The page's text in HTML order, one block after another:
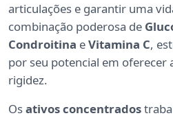
articulações e garantir uma
combinação poderosa de
Condroitina eVitamina C,
por seu potencial em oferecer
rigidez.
Osativos concentrados